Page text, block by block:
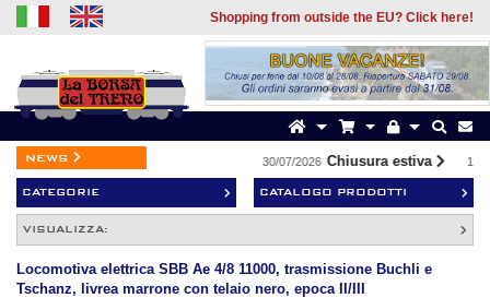
Shopping from outside the EU? Click here!
news 30/07/2026 Chiusura estiva 19/
CATEGORIE CATALOGO PRODOTTI
VISUALIZZA:
Locomotiva elettrica SBB Ae 4/8 11000, trasmissione Buchli e
Tschanz, livrea marrone con telaio nero, epoca II/III